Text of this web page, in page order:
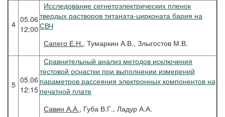
4 05.06
12:00
Исследование сегнетоэлектрических пленок
твердых растворов титаната-цирконата бария на
СВЧ
Сапего Е.Н., Тумаркин А.В., Злыгостов М.В.
5 05.06
12:15
Сравнительный анализ методов исключения
тестовой оснастки при выполнении измерений
параметров рассеяния электронных компонентов на
печатной плате
Савин А.А., Губа В.Г., Ладур А.А.